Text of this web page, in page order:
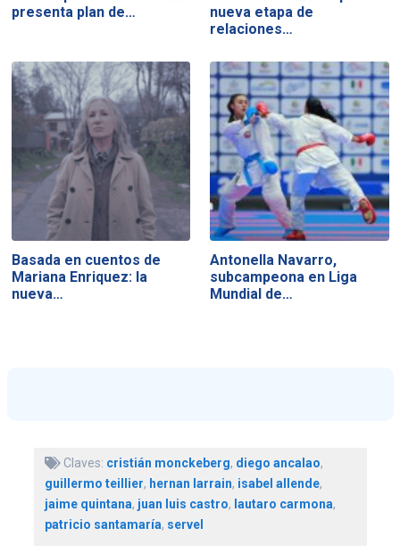
presenta plan de…
nueva etapa de
relaciones…
Basada en cuentos de
Mariana Enriquez: la
nueva…
Antonella Navarro,
subcampeona en Liga
Mundial de…
Claves: cristián monckeberg, diego ancalao,
guillermo teillier, hernan larrain, isabel allende,
jaime quintana, juan luis castro, lautaro carmona,
patricio santamaría, servel